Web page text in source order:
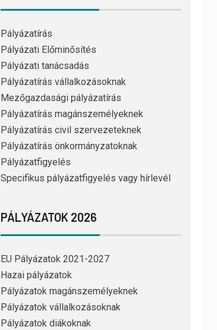
Pályázatírás
Pályázati Előminősítés
Pályázati tanácsadás
Pályázatírás vállalkozásoknak
Mezőgazdasági pályázatírás
Pályázatírás magánszemélyeknek
Pályázatírás civil szervezeteknek
Pályázatírás önkormányzatoknak
Pályázatfigyelés
Specifikus pályázatfigyelés vagy hírlevél
PÁLYÁZATOK 2026
EU Pályázatok 2021-2027
Hazai pályázatok
Pályázatok magánszemélyeknek
Pályázatok vállalkozásoknak
Pályázatok diákoknak